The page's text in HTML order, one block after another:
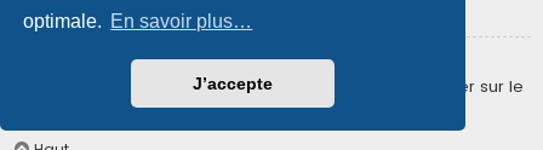
optimale. En savoir plus…
J’accepte
Haut
Comment puis-je rechercher des membres ?
Veuillez vous rendre sur la page « Membres » puis cliquer sur le
lien « Trouver un membre ».